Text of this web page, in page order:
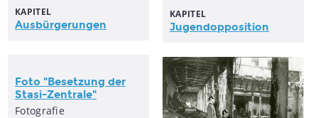
KAPITEL
Jugendopposition
KAPITEL
Ausbürgerungen
Foto "Besetzung der
Stasi-Zentrale"
Fotografie